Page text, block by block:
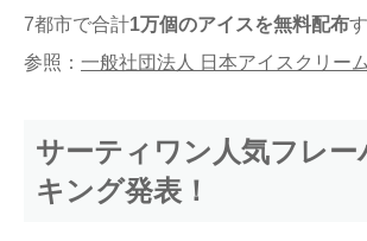
7都市で合計1万個のアイスを無料配布
参照： 一般社団法人 日本アイスクリー
サーティワン人気フレー
キング発表！